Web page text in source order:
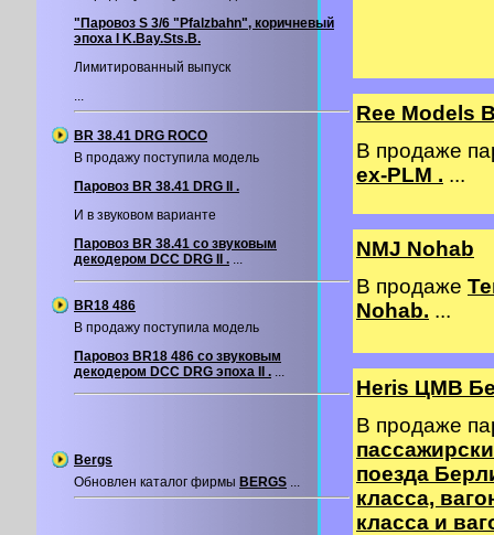
"Паровоз S 3/6 "Pfalzbahn", коричневый
эпоха I K.Bay.Sts.B.
Лимитированный выпуск
...
BR 38.41 DRG ROCO
В продажу поступила модель
Паровоз BR 38.41 DRG II .
И в звуковом варианте
Паровоз BR 38.41 со звуковым
декодером DCC DRG II . ...
BR18 486
В продажу поступила модель
Паровоз BR18 486 со звуковым
декодером DCС DRG эпоха II . ...
Bergs
Обновлен каталог фирмы BERGS ...
Ree Models
В продаже
ex-PLM . ...
NMJ Nohab
В продаже
Nohab. ...
Heris ЦМВ
В продаже
поезда
класса,
класса и